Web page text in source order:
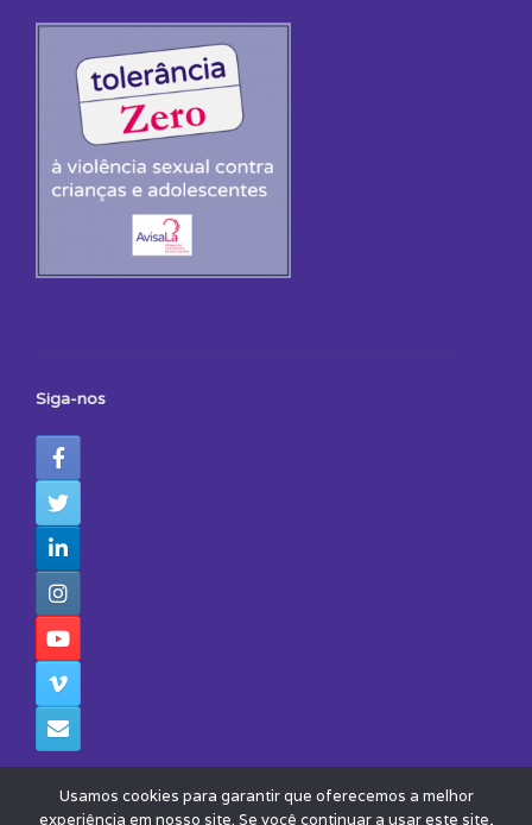
Siga-nos
Usamos cookies para garantir que oferecemos a melhor
experiência em nosso site. Se você continuar a usar este site,